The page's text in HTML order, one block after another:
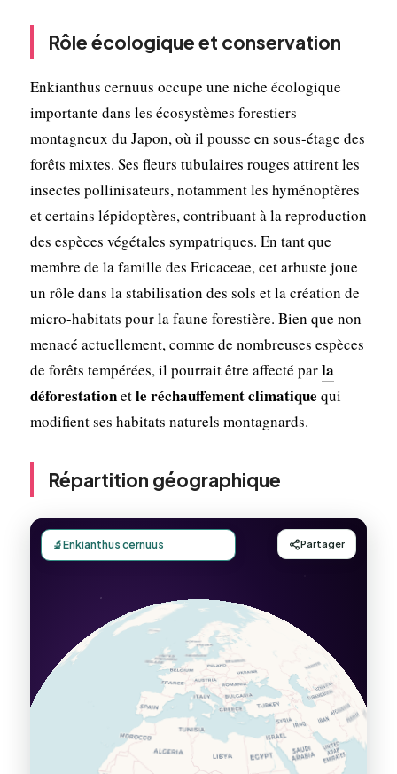
Rôle écologique et conservation
Enkianthus cernuus occupe une niche écologique
importante dans les écosystèmes forestiers
montagneux du Japon, où il pousse en sous-étage des
forêts mixtes. Ses fleurs tubulaires rouges attirent les
insectes pollinisateurs, notamment les hyménoptères
et certains lépidoptères, contribuant à la reproduction
des espèces végétales sympatriques. En tant que
membre de la famille des Ericaceae, cet arbuste joue
un rôle dans la stabilisation des sols et la création de
micro-habitats pour la faune forestière. Bien que non
menacé actuellement, comme de nombreuses espèces
de forêts tempérées, il pourrait être affecté parla
déforestationetle réchauffement climatique qui
modifient ses habitats naturels montagnards.
Répartition géographique